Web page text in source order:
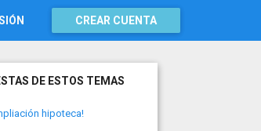
CREAR CUENTA
DE ESTOS TEMAS
hipoteca!